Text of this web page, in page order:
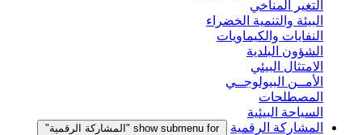
التغير المناخي
البيئة والتنمية الخضراء
النفايات والكيماويات
الشؤون البلدية
الامتثال البيئي
الأمــن البيولوجــي
المصطلحات
السياحة البيئية
المشاركة الرقمية
show submenu for "المشاركة الرقمية"